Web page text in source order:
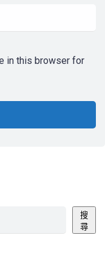
in this browser for
搜
尋